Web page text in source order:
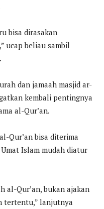
bisa dirasakan
ucap beliau sambil
dan jamaah masjid ar-
kembali pentingnya
al-Qur’an.
Qur’an bisa diterima
Islam mudah diatur
al-Qur’an, bukan ajakan
tertentu,” lanjutnya